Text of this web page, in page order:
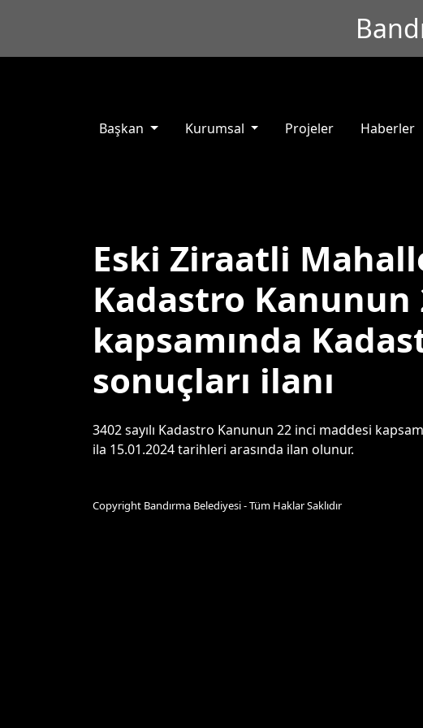
Başkan Kurumsal Projeler Haberler
Eski Ziraatli
Kadastro Kanunun
kapsamında
sonuçları ilanı
3402 sayılı Kadastro Kanunun 22 inci maddesi
ila 15.01.2024 tarihleri arasında ilan olunur.
Copyright Bandırma Belediyesi - Tüm Haklar Saklıdır